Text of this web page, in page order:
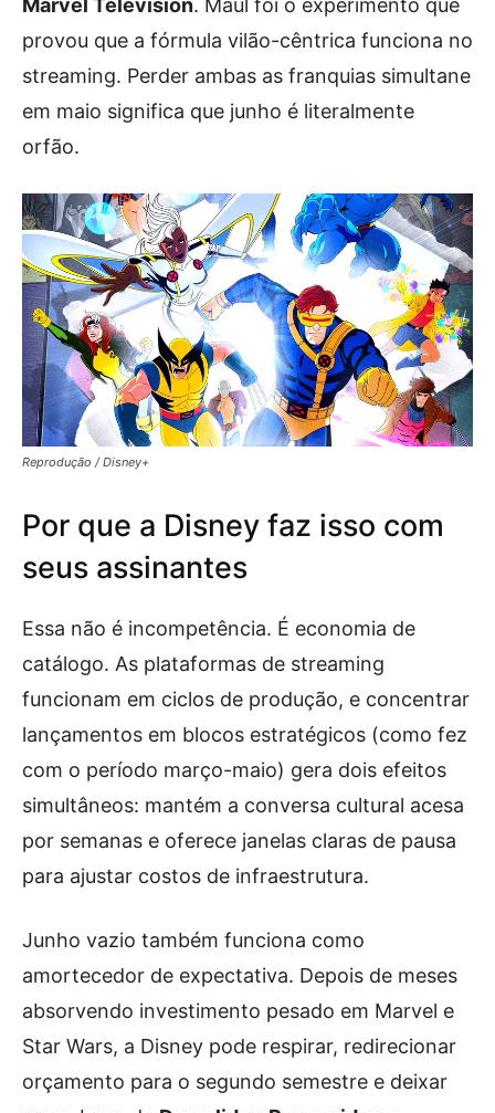
provou que a fórmula vilão-cêntrica funciona no
streaming. Perder ambas as franquias simultane
em maio significa que junho é literalmente
orfão.
Reprodução / Disney+
Por que a Disney faz isso com
seus assinantes
Essa não é incompetência. É economia de
catálogo. As plataformas de streaming
funcionam em ciclos de produção, e concentrar
lançamentos em blocos estratégicos (como fez
com o período março-maio) gera dois efeitos
simultâneos: mantém a conversa cultural acesa
por semanas e oferece janelas claras de pausa
para ajustar costos de infraestrutura.
Junho vazio também funciona como
amortecedor de expectativa. Depois de meses
absorvendo investimento pesado em Marvel e
Star Wars, a Disney pode respirar, redirecionar
orçamento para o segundo semestre e deixar